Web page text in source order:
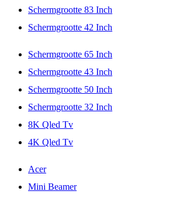
Schermgrootte 83 Inch
Schermgrootte 42 Inch
Schermgrootte 65 Inch
Schermgrootte 43 Inch
Schermgrootte 50 Inch
Schermgrootte 32 Inch
8K Qled Tv
4K Qled Tv
Acer
Mini Beamer